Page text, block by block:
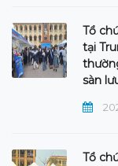
Tổ
tại
sàn
Tổ